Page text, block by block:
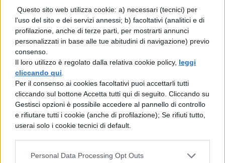
Questo sito web utilizza cookie: a) necessari (tecnici) per
l'uso del sito e dei servizi annessi; b) facoltativi (analitici e di
profilazione, anche di terze parti, per mostrarti annunci
personalizzati in base alle tue abitudini di navigazione) previo
consenso.
Il loro utilizzo è regolato dalla relativa cookie policy, leggi
cliccando qui
Per il consenso ai cookies facoltativi puoi accettarli tutti
cliccando sul bottone Accetta tutti qui di seguito. Cliccando su
Gestisci opzioni è possibile accedere al pannello di controllo
e rifiutare tutti i cookie (anche di profilazione); Se rifiuti tutto,
userai solo i cookie tecnici di default.
Personal Data Processing Opt Outs
sono innanzitutto il codice per la
protezione dei dati personali, poi le
pronunce del Garante, lo Statuto degli
studenti, ma anche il codice civile (”abuso
dell’immagine altrui”) e quello penale
(”pubblicazioni oscene”). ”E’ bene che i
nostri studenti – ha osservato Fioroni –
siano informati sul corretto uso dei filmati e
delle foto via telefonino. E sappiano anche
che i loro gesti possono avere conseguenze